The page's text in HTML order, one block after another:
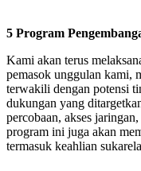
5 Program
Kami akan terus
pemasok unggulan kami,
terwakili dengan potensi
dukungan yang
percobaan, akses
program ini juga akan
termasuk keahlian